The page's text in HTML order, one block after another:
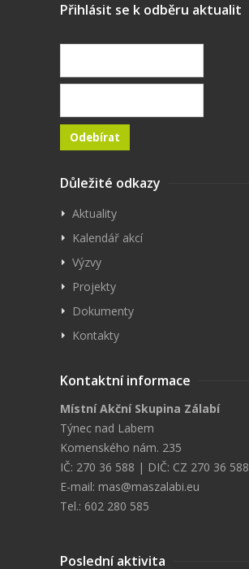
Přihlásit se k odběru aktualit
Důležité odkazy
Aktuality
Kalendář akcí
Výzvy
Projekty
Dokumenty
Kontakty
Kontaktní informace
Místní Akční Skupina Zálabí
Týnec nad Labem
Komenského nám. 235
IČ: 270 36 588 | DIČ: CZ 270 36 588
E-mail: mas@maszalabi.eu
Tel.: 602 280 585
Poslední aktivita